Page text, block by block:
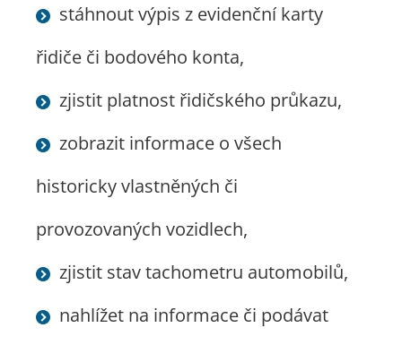
stáhnout výpis z evidenční karty
řidiče či bodového konta,
zjistit platnost řidičského průkazu,
zobrazit informace o všech
historicky vlastněných či
provozovaných vozidlech,
zjistit stav tachometru automobilů,
nahlížet na informace či podávat